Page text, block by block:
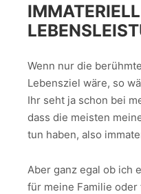
Wenn nur die
Lebensziel wäre, so
Ihr seht ja schon bei
dass die meisten
tun haben, also
Aber ganz egal ob ich
für meine Familie